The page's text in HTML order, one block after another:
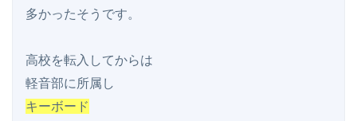
多かったそうです。
高校を転入してからは
キーボード